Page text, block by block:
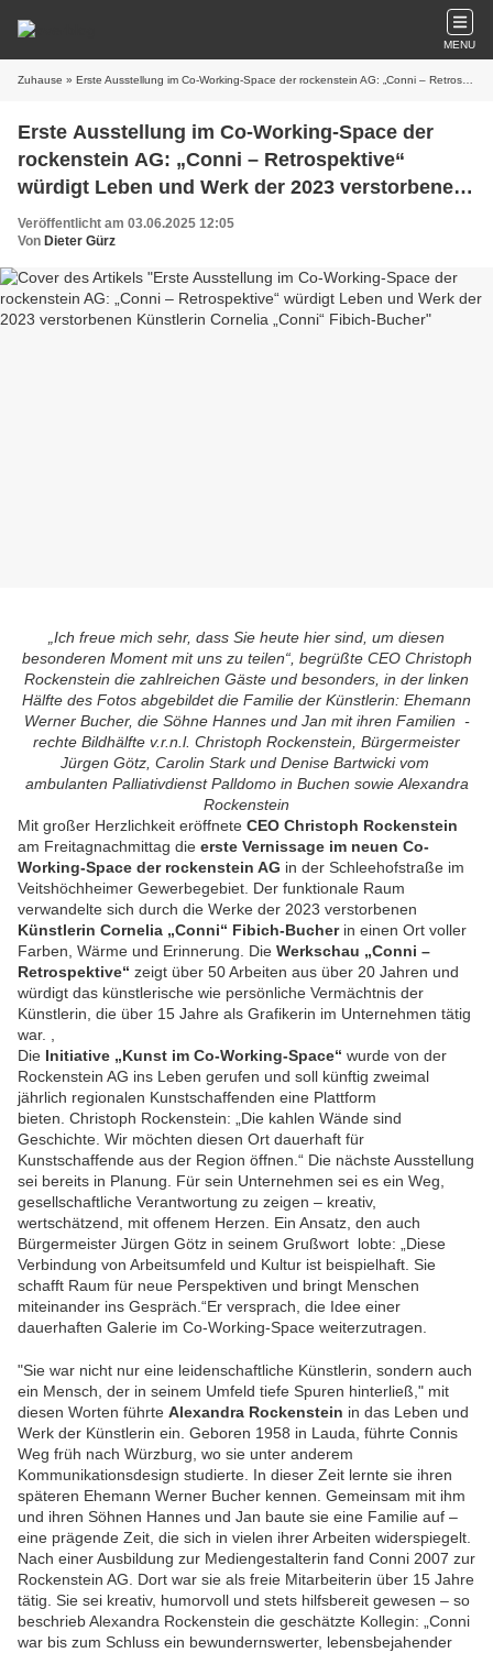
MENU
Zuhause » Erste Ausstellung im Co-Working-Space der rockenstein AG: „Conni – Retrospektive“ würdigt Leben und Werk der 2023 verstorbenen Künstlerin Cornelia „Conni“ Fibich-Bucher
Erste Ausstellung im Co-Working-Space der
rockenstein AG: „Conni – Retrospektive“
würdigt Leben und Werk der 2023 verstorbenen
Künstlerin Cornelia „Conni“ Fibich-Bucher
Veröffentlicht am 03.06.2025 12:05
Von Dieter Gürz
„Ich freue mich sehr, dass Sie heute hier sind, um diesen
besonderen Moment mit uns zu teilen“, begrüßte CEO Christoph
Rockenstein die zahlreichen Gäste und besonders, in der linken
Hälfte des Fotos abgebildet die Familie der Künstlerin: Ehemann
Werner Bucher, die Söhne Hannes und Jan mit ihren Familien -
rechte Bildhälfte v.r.n.l. Christoph Rockenstein, Bürgermeister
Jürgen Götz, Carolin Stark und Denise Bartwicki vom
ambulanten Palliativdienst Palldomo in Buchen sowie Alexandra
Rockenstein
Mit großer Herzlichkeit eröffnete CEO Christoph Rockenstein
am Freitagnachmittag die erste Vernissage im neuen Co-
Working-Space der rockenstein AG in der Schleehofstraße im
Veitshöchheimer Gewerbegebiet. Der funktionale Raum
verwandelte sich durch die Werke der 2023 verstorbenen
Künstlerin Cornelia „Conni“ Fibich-Bucherin einen Ort voller
Farben, Wärme und Erinnerung. Die Werkschau „Conni –
Retrospektive“ zeigt über 50 Arbeiten aus über 20 Jahren und
würdigt das künstlerische wie persönliche Vermächtnis der
Künstlerin, die über 15 Jahre als Grafikerin im Unternehmen tätig
war. ,
Die Initiative „Kunst im Co-Working-Space“ wurde von der
Rockenstein AG ins Leben gerufen und soll künftig zweimal
jährlich regionalen Kunstschaffenden eine Plattform
bieten. Christoph Rockenstein: „Die kahlen Wände sind
Geschichte. Wir möchten diesen Ort dauerhaft für
Kunstschaffende aus der Region öffnen.“ Die nächste Ausstellung
sei bereits in Planung. Für sein Unternehmen sei es ein Weg,
gesellschaftliche Verantwortung zu zeigen – kreativ,
wertschätzend, mit offenem Herzen. Ein Ansatz, den auch
Bürgermeister Jürgen Götz in seinem Grußwort lobte: „Diese
Verbindung von Arbeitsumfeld und Kultur ist beispielhaft. Sie
schafft Raum für neue Perspektiven und bringt Menschen
miteinander ins Gespräch.“Er versprach, die Idee einer
dauerhaften Galerie im Co-Working-Space weiterzutragen.
"Sie war nicht nur eine leidenschaftliche Künstlerin, sondern auch
ein Mensch, der in seinem Umfeld tiefe Spuren hinterließ," mit
diesen Worten führte Alexandra Rockenstein in das Leben und
Werk der Künstlerin ein. Geboren 1958 in Lauda, führte Connis
Weg früh nach Würzburg, wo sie unter anderem
Kommunikationsdesign studierte. In dieser Zeit lernte sie ihren
späteren Ehemann Werner Bucher kennen. Gemeinsam mit ihm
und ihren Söhnen Hannes und Jan baute sie eine Familie auf –
eine prägende Zeit, die sich in vielen ihrer Arbeiten widerspiegelt.
Nach einer Ausbildung zur Mediengestalterin fand Conni 2007 zur
Rockenstein AG. Dort war sie als freie Mitarbeiterin über 15 Jahre
tätig. Sie sei kreativ, humorvoll und stets hilfsbereit gewesen – so
beschrieb Alexandra Rockenstein die geschätzte Kollegin: „Conni
war bis zum Schluss ein bewundernswerter, lebensbejahender